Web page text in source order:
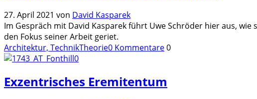
27. April 2021 von David Kasparek
Im Gespräch mit David Kasparek führt Uwe Schröder hier aus,
den Fokus seiner Arbeit geriet.
Architektur, TechnikTheorie0 Kommentare0
Exzentrisches Eremitentum